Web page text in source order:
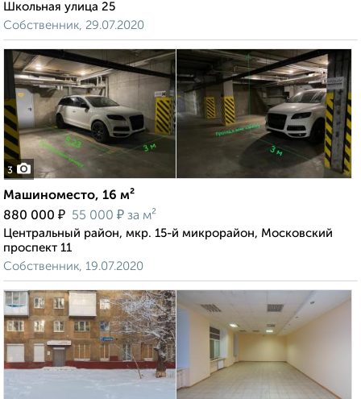
Школьная улица 25
Собственник, 29.07.2020
3
Машиноместо, 16 м²
880 000 ₽ 55 000 ₽ за м²
Центральный район, мкр. 15-й микрорайон, Московский
проспект 11
Собственник, 19.07.2020